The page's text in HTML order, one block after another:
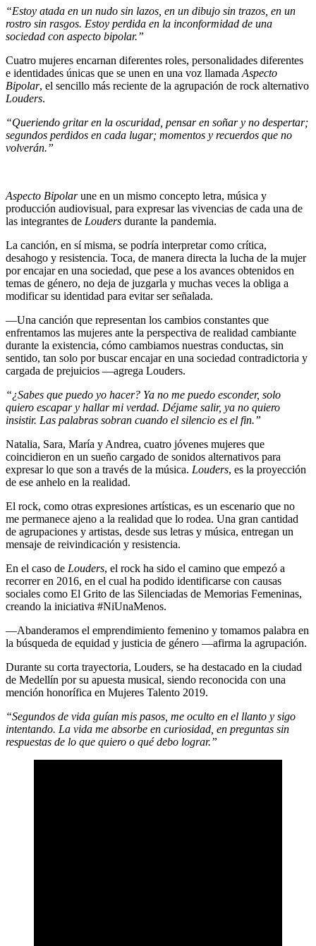
“Estoy atada en un nudo sin lazos, en un dibujo sin trazos, en un
rostro sin rasgos. Estoy perdida en la inconformidad de una
sociedad con aspecto bipolar.”
Cuatro mujeres encarnan diferentes roles, personalidades diferentes
e identidades únicas que se unen en una voz llamadaAspecto
Bipolar, el sencillo más reciente de la agrupación de rock alternativo
Louders.
“Queriendo gritar en la oscuridad, pensar en soñar y no despertar;
segundos perdidos en cada lugar; momentos y recuerdos que no
volverán.”
Aspecto Bipolarune en un mismo concepto letra, música y
producción audiovisual, para expresar las vivencias de cada una de
las integrantes de Louders durante la pandemia.
La canción, en sí misma, se podría interpretar como crítica,
desahogo y resistencia. Toca, de manera directa la lucha de la mujer
por encajar en una sociedad, que pese a los avances obtenidos en
temas de género, no deja de juzgarla y muchas veces la obliga a
modificar su identidad para evitar ser señalada.
—Una canción que representan los cambios constantes que
enfrentamos las mujeres ante la perspectiva de realidad cambiante
durante la existencia, cómo cambiamos nuestras conductas, sin
sentido, tan solo por buscar encajar en una sociedad contradictoria y
cargada de prejuicios —agrega Louders.
“¿Sabes que puedo yo hacer? Ya no me puedo esconder, solo
quiero escapar y hallar mi verdad. Déjame salir, ya no quiero
insistir. Las palabras sobran cuando el silencio es el fin.”
Natalia, Sara, María y Andrea, cuatro jóvenes mujeres que
coincidieron en un sueño cargado de sonidos alternativos para
expresar lo que son a través de la música. Louders, es la proyección
de ese anhelo en la realidad.
El rock, como otras expresiones artísticas, es un escenario que no
me permanece ajeno a la realidad que lo rodea. Una gran cantidad
de agrupaciones y artistas, desde sus letras y música, entregan un
mensaje de reivindicación y resistencia.
En el caso de Louders, el rock ha sido el camino que empezó a
recorrer en 2016, en el cual ha podido identificarse con causas
sociales como El Grito de las Silenciadas de Memorias Femeninas,
creando la iniciativa #NiUnaMenos.
—Abanderamos el emprendimiento femenino y tomamos palabra en
la búsqueda de equidad y justicia de género —afirma la agrupación.
Durante su corta trayectoria, Louders, se ha destacado en la ciudad
de Medellín por su apuesta musical, siendo reconocida con una
mención honorífica en Mujeres Talento 2019.
“Segundos de vida guían mis pasos, me oculto en el llanto y sigo
intentando. La vida me absorbe en curiosidad, en preguntas sin
respuestas de lo que quiero o qué debo lograr.”